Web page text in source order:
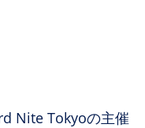
Nite Tokyoの主催